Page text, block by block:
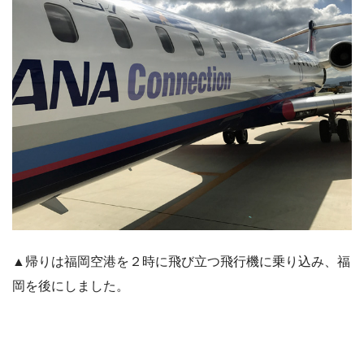
▲帰りは福岡空港を２時に飛び立つ飛行機に乗り込み、福
岡を後にしました。